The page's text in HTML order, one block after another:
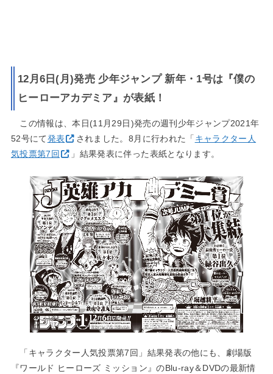
12月6日(月)発売 少年ジャンプ 新年・1号は『僕の
ヒーローアカデミア』が表紙！
この情報は、本日(11月29日)発売の週刊少年ジャンプ2021年
52号にて発表 されました。8月に行われた「キャラクター人
気投票第7回
」結果発表に伴った表紙となります。
「キャラクター人気投票第7回」結果発表の他にも、劇場版
『ワールド ヒーローズ ミッション』のBlu-ray＆DVDの最新情